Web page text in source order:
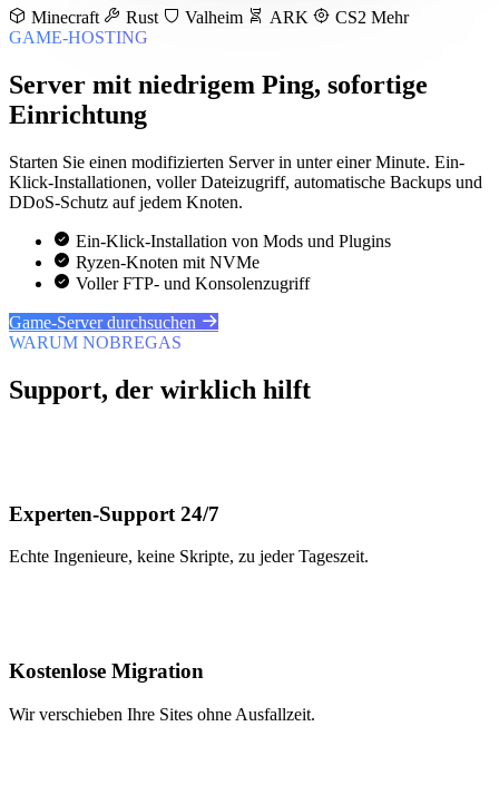
Minecraft Rust Valheim ARK CS2 Mehr
GAME-HOSTING
Server mit niedrigem Ping, sofortige
Einrichtung
Starten Sie einen modifizierten Server in unter einer Minute. Ein-
Klick-Installationen, voller Dateizugriff, automatische Backups und
DDoS-Schutz auf jedem Knoten.
Ein-Klick-Installation von Mods und Plugins
Ryzen-Knoten mit NVMe
Voller FTP- und Konsolenzugriff
Game-Server durchsuchen
WARUM NOBREGAS
Support, der wirklich hilft
Experten-Support 24/7
Echte Ingenieure, keine Skripte, zu jeder Tageszeit.
Kostenlose Migration
Wir verschieben Ihre Sites ohne Ausfallzeit.